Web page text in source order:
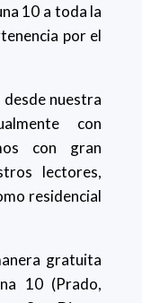
10 a toda la
por el
nuestra
con
con gran
lectores,
residencial
gratuita
10 (Prado,